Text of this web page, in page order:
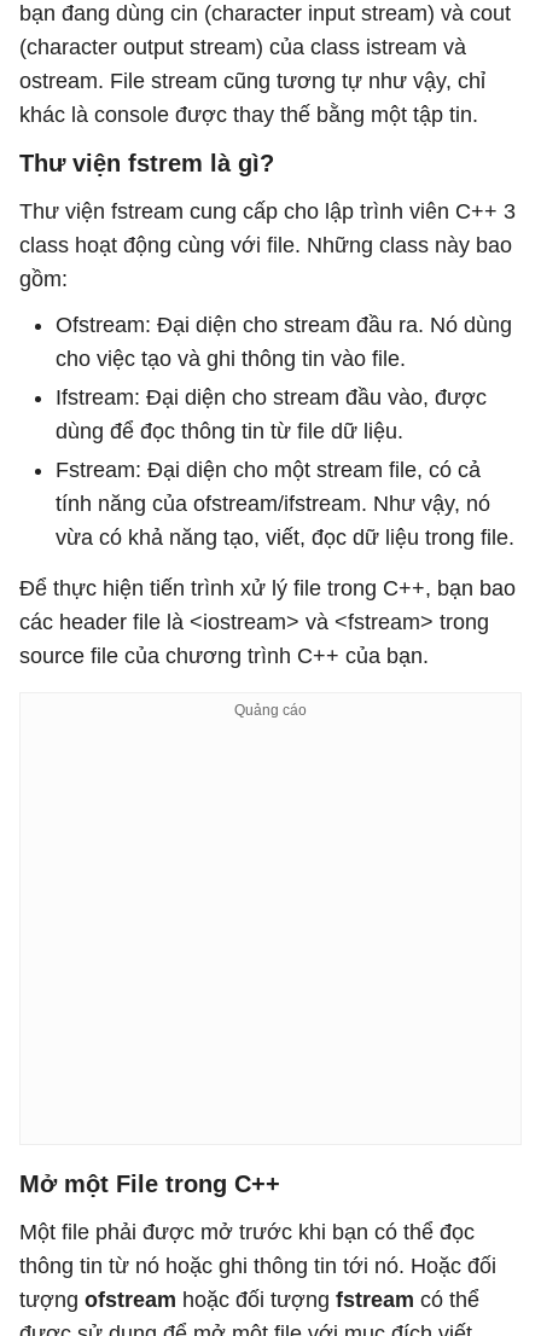
bạn đang dùng cin (character input stream) và cout
(character output stream) của class istream và
ostream. File stream cũng tương tự như vậy, chỉ
khác là console được thay thế bằng một tập tin.
Thư viện fstrem là gì?
Thư viện fstream cung cấp cho lập trình viên C++ 3
class hoạt động cùng với file. Những class này bao
gồm:
Ofstream: Đại diện cho stream đầu ra. Nó dùng
cho việc tạo và ghi thông tin vào file.
Ifstream: Đại diện cho stream đầu vào, được
dùng để đọc thông tin từ file dữ liệu.
Fstream: Đại diện cho một stream file, có cả
tính năng của ofstream/ifstream. Như vậy, nó
vừa có khả năng tạo, viết, đọc dữ liệu trong file.
Để thực hiện tiến trình xử lý file trong C++, bạn bao
các header file là <iostream> và <fstream> trong
source file của chương trình C++ của bạn.
Mở một File trong C++
Một file phải được mở trước khi bạn có thể đọc
thông tin từ nó hoặc ghi thông tin tới nó. Hoặc đối
tượng ofstream hoặc đối tượng fstream có thể